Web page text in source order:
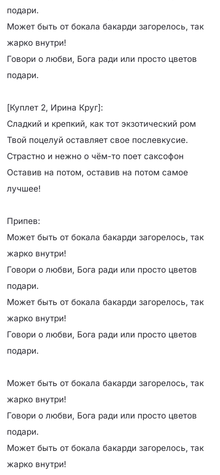
подари.
Может быть от бокала бакарди загорелось, так
жарко внутри!
Говори о любви, Бога ради или просто цветов
подари.
[Куплет 2, Ирина Круг]:
Сладкий и крепкий, как тот экзотический ром
Твой поцелуй оставляет свое послевкусие.
Страстно и нежно о чём-то поет саксофон
Оставив на потом, оставив на потом самое
лучшее!
Припев:
Может быть от бокала бакарди загорелось, так
жарко внутри!
Говори о любви, Бога ради или просто цветов
подари.
Может быть от бокала бакарди загорелось, так
жарко внутри!
Говори о любви, Бога ради или просто цветов
подари.
Может быть от бокала бакарди загорелось, так
жарко внутри!
Говори о любви, Бога ради или просто цветов
подари.
Может быть от бокала бакарди загорелось, так
жарко внутри!